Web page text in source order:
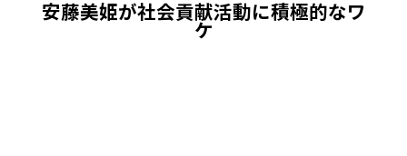
安藤美姫が社会貢献活動に積極的なワ
ケ